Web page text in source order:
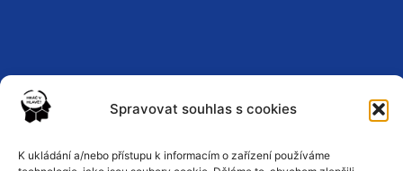
Spravovat souhlas s cookies
K ukládání a/nebo přístupu k informacím o zařízení používáme
Zásady ochrany osobních údajů